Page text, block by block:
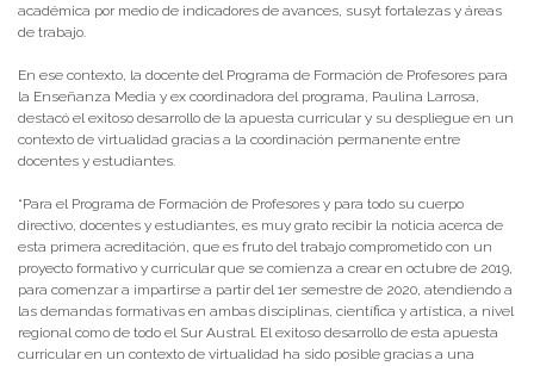
académica por medio de indicadores de avances, susyt fortalezas y áreas
de trabajo.
En ese contexto, la docente del Programa de Formación de Profesores para
la Enseñanza Media y ex coordinadora del programa, Paulina Larrosa,
destacó el exitoso desarrollo de la apuesta curricular y su despliegue en un
contexto de virtualidad gracias a la coordinación permanente entre
docentes y estudiantes.
“Para el Programa de Formación de Profesores y para todo su cuerpo
directivo, docentes y estudiantes, es muy grato recibir la noticia acerca de
esta primera acreditación, que es fruto del trabajo comprometido con un
proyecto formativo y curricular que se comienza a crear en octubre de 2019,
para comenzar a impartirse a partir del 1er semestre de 2020, atendiendo a
las demandas formativas en ambas disciplinas, científica y artística, a nivel
regional como de todo el Sur Austral. El exitoso desarrollo de esta apuesta
curricular en un contexto de virtualidad ha sido posible gracias a una